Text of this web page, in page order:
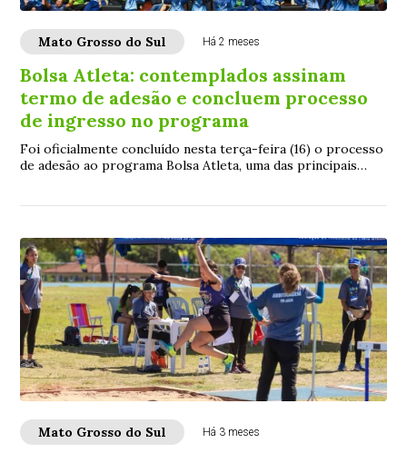
Mato Grosso do Sul Há 2 meses
Bolsa Atleta: contemplados assinam
termo de adesão e concluem processo
de ingresso no programa
Foi oficialmente concluído nesta terça-feira (16) o processo
de adesão ao programa Bolsa Atleta, uma das principais
Mato Grosso do Sul Há 3 meses